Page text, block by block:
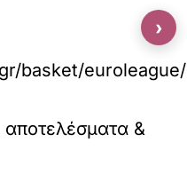
basket/
αποτελέσματα &
›